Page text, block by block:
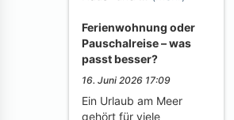
Ferienwohnung oder
Pauschalreise – was
passt besser?
16. Juni 2026 17:09
Ein Urlaub am Meer
gehört für viele